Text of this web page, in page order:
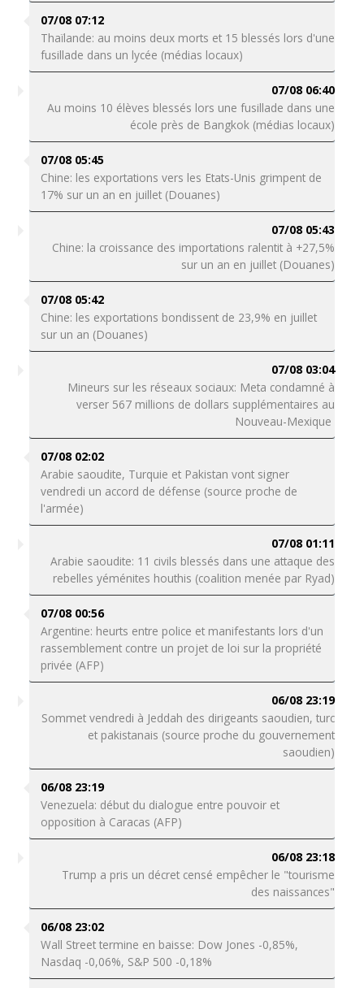
07/08 07:12
Thaïlande: au moins deux morts et 15 blessés lors d'une
fusillade dans un lycée (médias locaux)
07/08 06:40
Au moins 10 élèves blessés lors une fusillade dans une
école près de Bangkok (médias locaux)
07/08 05:45
Chine: les exportations vers les Etats-Unis grimpent de
17% sur un an en juillet (Douanes)
07/08 05:43
Chine: la croissance des importations ralentit à +27,5%
sur un an en juillet (Douanes)
07/08 05:42
Chine: les exportations bondissent de 23,9% en juillet
sur un an (Douanes)
07/08 03:04
Mineurs sur les réseaux sociaux: Meta condamné à
verser 567 millions de dollars supplémentaires au
Nouveau-Mexique
07/08 02:02
Arabie saoudite, Turquie et Pakistan vont signer
vendredi un accord de défense (source proche de
l'armée)
07/08 01:11
Arabie saoudite: 11 civils blessés dans une attaque des
rebelles yéménites houthis (coalition menée par Ryad)
07/08 00:56
Argentine: heurts entre police et manifestants lors d'un
rassemblement contre un projet de loi sur la propriété
privée (AFP)
06/08 23:19
Sommet vendredi à Jeddah des dirigeants saoudien, turc
et pakistanais (source proche du gouvernement
saoudien)
06/08 23:19
Venezuela: début du dialogue entre pouvoir et
opposition à Caracas (AFP)
06/08 23:18
Trump a pris un décret censé empêcher le "tourisme
des naissances"
06/08 23:02
Wall Street termine en baisse: Dow Jones -0,85%,
Nasdaq -0,06%, S&P 500 -0,18%